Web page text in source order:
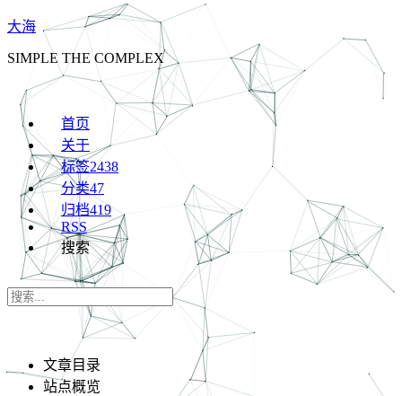
大海
SIMPLE THE COMPLEX
首页
关于
标签2438
分类47
归档419
RSS
搜索
文章目录
站点概览